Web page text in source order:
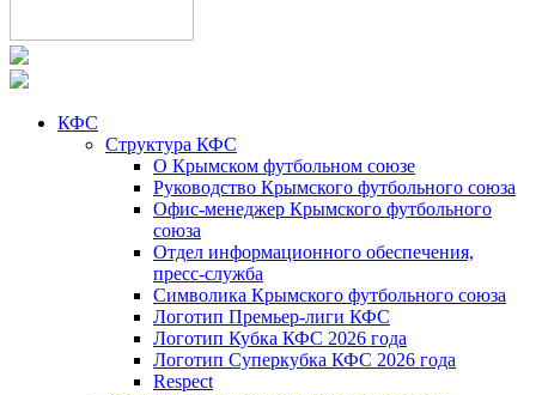
КФС
Структура КФС
О Крымском футбольном союзе
Руководство Крымского футбольного союза
Офис-менеджер Крымского футбольного
союза
Отдел информационного обеспечения,
пресс-служба
Символика Крымского футбольного союза
Логотип Премьер-лиги КФС
Логотип Кубка КФС 2026 года
Логотип Суперкубка КФС 2026 года
Respect